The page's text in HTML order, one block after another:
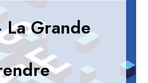
Grande